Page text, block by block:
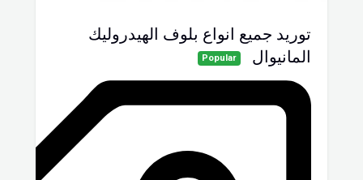
توريد جميع انواع بلوف الهيدروليك
المانيوال
Popular